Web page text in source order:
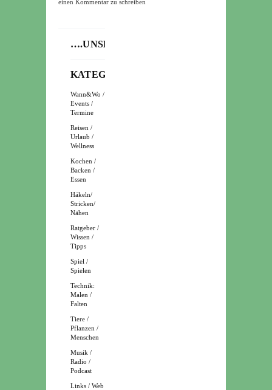
einen Kommentar zu schreiben
….UNSERE
KATEGORIEN
Wann&Wo /
Events /
Termine
Reisen /
Urlaub /
Wellness
Kochen /
Backen /
Essen
Häkeln/
Stricken/
Nähen
Ratgeber /
Wissen /
Tipps
Spiel /
Spielen
Technik:
Malen /
Falten
Tiere /
Pflanzen /
Menschen
Musik /
Radio /
Podcast
Links / Web